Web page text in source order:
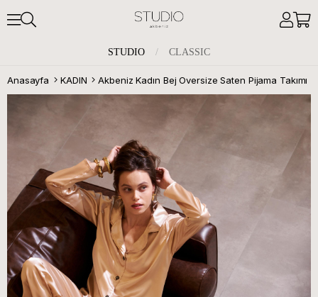
STUDIO / CLASSIC
Anasayfa KADIN Akbeniz Kadın Bej Oversize Saten Pijama Takımı